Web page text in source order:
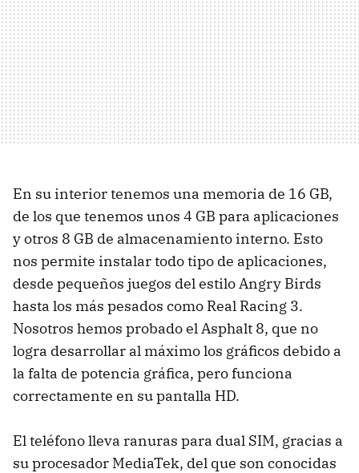
En su interior tenemos una memoria de 16 GB,
de los que tenemos unos 4 GB para aplicaciones
y otros 8 GB de almacenamiento interno. Esto
nos permite instalar todo tipo de aplicaciones,
desde pequeños juegos del estilo Angry Birds
hasta los más pesados como Real Racing 3.
Nosotros hemos probado el Asphalt 8, que no
logra desarrollar al máximo los gráficos debido a
la falta de potencia gráfica, pero funciona
correctamente en su pantalla HD.
El teléfono lleva ranuras para dual SIM, gracias a
su procesador MediaTek, del que son conocidas